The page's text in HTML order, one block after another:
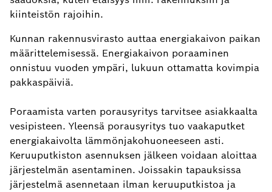
kiinteistön rajoihin.
Kunnan rakennusvirasto auttaa energiakaivon paikan
määrittelemisessä. Energiakaivon poraaminen
onnistuu vuoden ympäri, lukuun ottamatta kovimpia
pakkaspäiviä.
Poraamista varten porausyritys tarvitsee asiakkaalta
vesipisteen. Yleensä porausyritys tuo vaakaputket
energiakaivolta lämmönjakohuoneeseen asti.
Keruuputkiston asennuksen jälkeen voidaan aloittaa
järjestelmän asentaminen. Joissakin tapauksissa
järjestelmä asennetaan ilman keruuputkistoa ja